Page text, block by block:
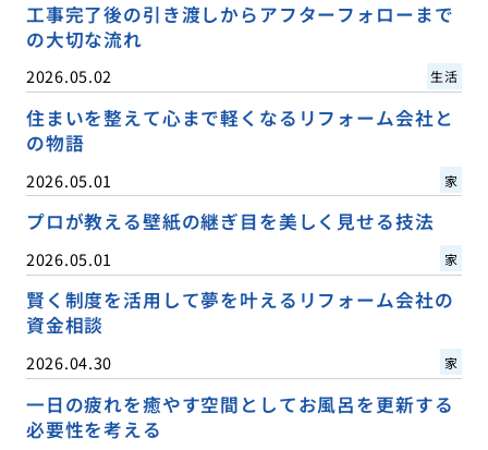
工事完了後の引き渡しからアフターフォローまで
の大切な流れ
2026.05.02 生活
住まいを整えて心まで軽くなるリフォーム会社と
の物語
2026.05.01 家
プロが教える壁紙の継ぎ目を美しく見せる技法
2026.05.01 家
賢く制度を活用して夢を叶えるリフォーム会社の
資金相談
2026.04.30 家
一日の疲れを癒やす空間としてお風呂を更新する
必要性を考える